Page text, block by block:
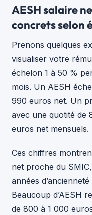
AESH salaire
concrets selon
Prenons quelques
visualiser votre
échelon 1 à 50 %
mois. Un AESH
990 euros net. Un
avec une quotité de
euros net mensuels.
Ces chiffres
net proche du
années
Beaucoup d’AESH
de 800 à 1 000